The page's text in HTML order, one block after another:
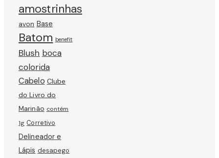
amostrinhas
avon Base
Batom benefit
Blush boca
colorida
Cabelo Clube
do Livro do
Marinão contém
1g Corretivo
Delineador e
Lápis desapego